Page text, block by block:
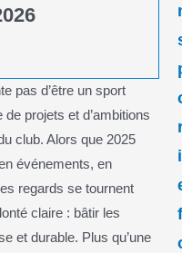
pas d’être un sport
projets et d’ambitions
club. Alors que 2025
événements, en
regards se tournent
claire : bâtir les
et durable. Plus qu’une